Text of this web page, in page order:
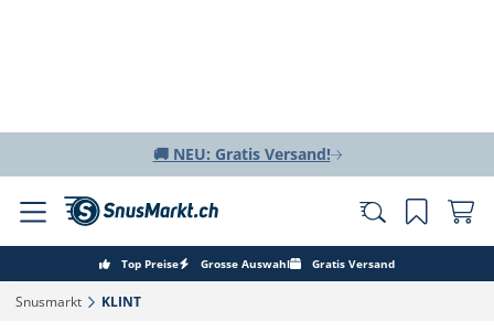
🚚 NEU: Gratis Versand!
Top Preise Grosse Auswahl Gratis Versand
Snusmarkt‎ KLINT‎